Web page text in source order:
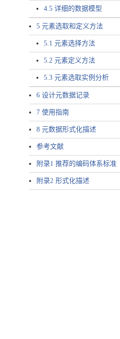
4.5 详细的数据模型
5 元素选取和定义方法
5.1 元素选择方法
5.2 元素定义方法
5.3 元素选取实例分析
6 设计元数据记录
7 使用指南
8 元数据形式化描述
参考文献
附录1 推荐的编码体系标准
附录2 形式化描述